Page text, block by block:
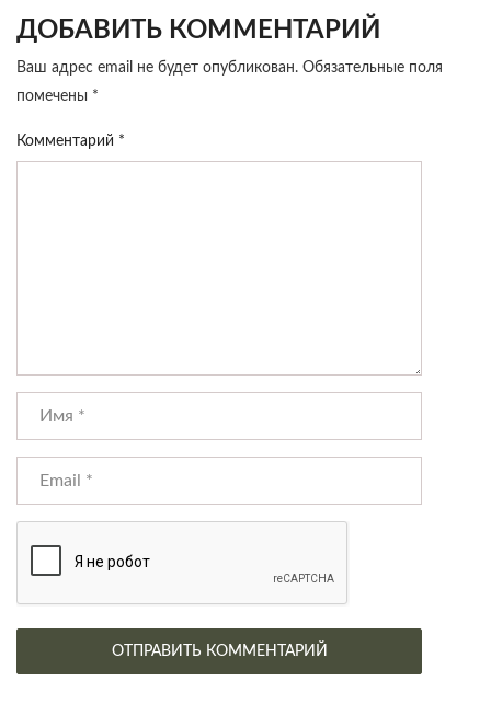
ДОБАВИТЬ КОММЕНТАРИЙ
Ваш адрес email не будет опубликован. Обязательные поля
помечены *
Комментарий *